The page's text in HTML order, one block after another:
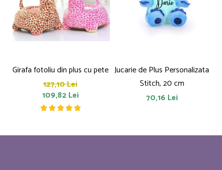
Girafa fotoliu din plus cu pete
127,10 Lei
109,82 Lei
Jucarie de Plus Personalizata
Stitch, 20 cm
70,16 Lei